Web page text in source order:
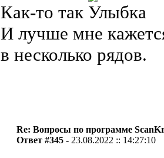
Как-то так
И лучше мне
в несколько рядов.
Re: Вопросы по программе
Ответ #345 - 23.08.2022 :: 14:27:10